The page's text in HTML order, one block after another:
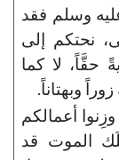
وسلم فقد
نحتكم إلى
حقَّاً، لا كما
وبهتاناً.
أعمالكم
الموت قد